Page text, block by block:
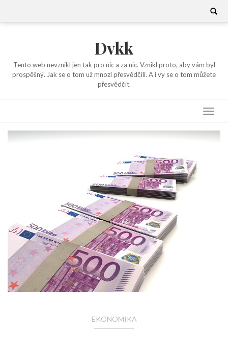
Search
Dvkk
Tento web nevznikl jen tak pro nic a za nic. Vznikl proto, aby vám byl
prospěšný. Jak se o tom už mnozí přesvědčili. A i vy se o tom můžete
přesvědčit.
EKONOMIKA